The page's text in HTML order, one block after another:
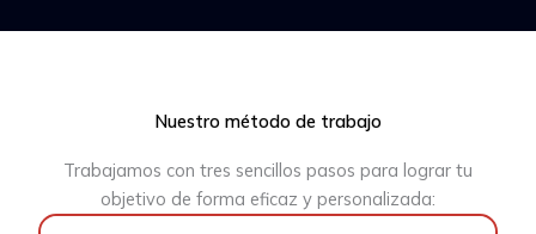
Nuestro método de trabajo
Trabajamos con tres sencillos pasos para lograr tu
objetivo de forma eficaz y personalizada: